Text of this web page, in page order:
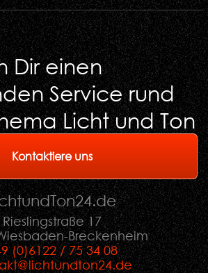
Dir einen
Service rund
Licht und Ton
Kontaktiere uns
24.de
Rieslingstraße 17
Breckenheim
(0)6122 / 75 34 08